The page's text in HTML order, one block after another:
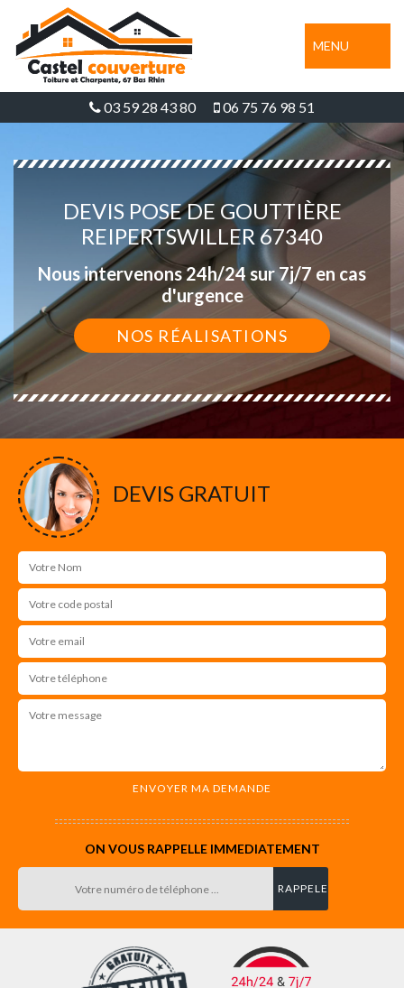
MENU
03 59 28 43 80 06 75 76 98 51
DEVIS POSE DE GOUTTIÈRE
REIPERTSWILLER 67340
Nous intervenons 24h/24 sur 7j/7 en cas
d'urgence
NOS RÉALISATIONS
DEVIS GRATUIT
ON VOUS RAPPELLE IMMEDIATEMENT